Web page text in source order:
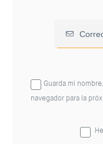
Guarda mi
navegador para la